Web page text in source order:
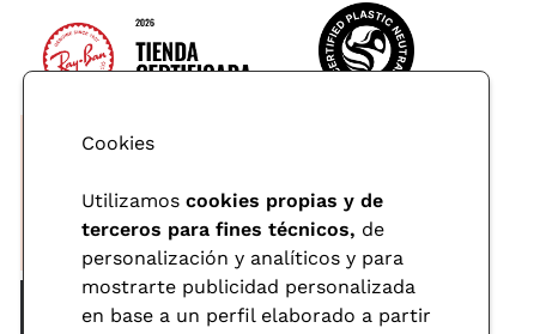
Cookies
Utilizamos cookies propias y de
terceros para fines técnicos, de
personalización y analíticos y para
mostrarte publicidad personalizada
en base a un perfil elaborado a partir